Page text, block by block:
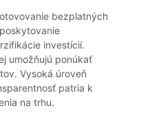
bezplatných
investícií.
umožňujú ponúkať
Vysoká úroveň
patria k
na trhu.